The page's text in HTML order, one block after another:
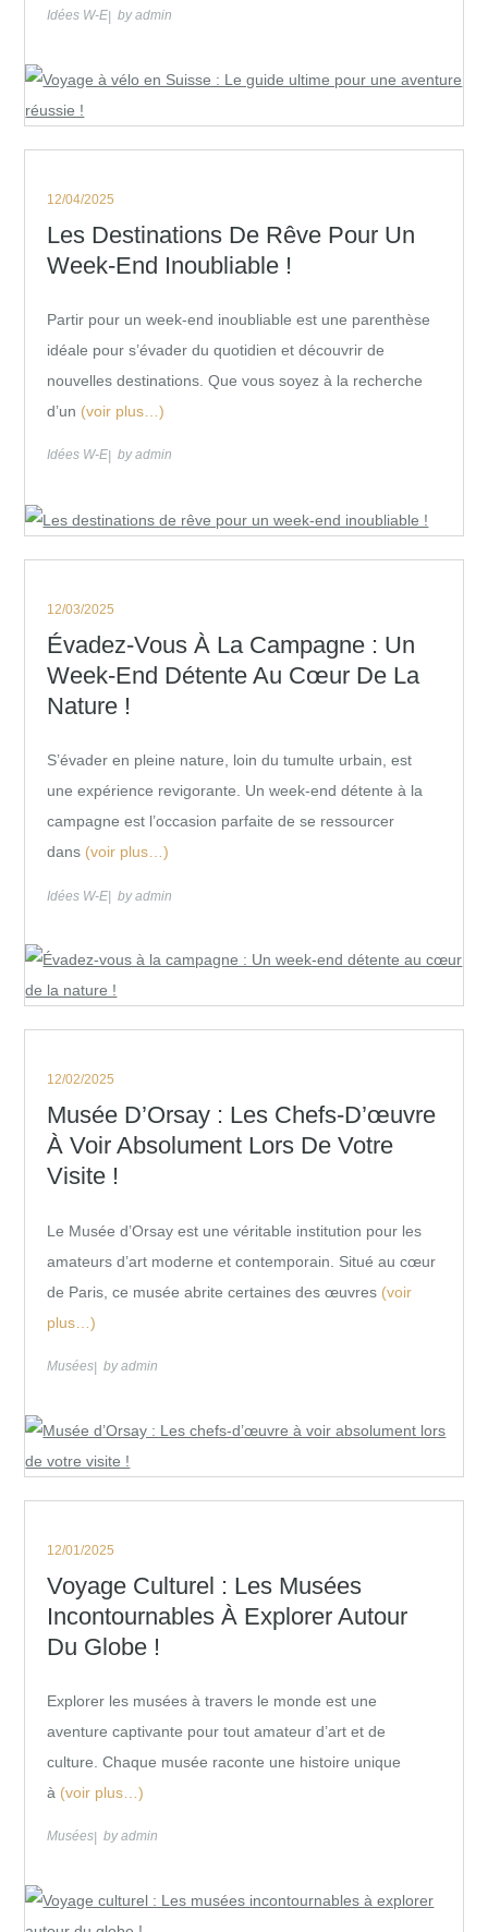
Idées W-E byadmin
Posted
on
12/04/2025
Les Destinations De Rêve Pour Un
Week-End Inoubliable !
Partir pour un week-end inoubliable est une parenthèse
idéale pour s’évader du quotidien et découvrir de
nouvelles destinations. Que vous soyez à la recherche
d’un (voir plus…)
Idées W-E byadmin
Posted
on
12/03/2025
Évadez-Vous À La Campagne : Un
Week-End Détente Au Cœur De La
Nature !
S’évader en pleine nature, loin du tumulte urbain, est
une expérience revigorante. Un week-end détente à la
campagne est l’occasion parfaite de se ressourcer
dans (voir plus…)
Idées W-E byadmin
Posted
on
12/02/2025
Musée D’Orsay : Les Chefs-D’œuvre
À Voir Absolument Lors De Votre
Visite !
Le Musée d’Orsay est une véritable institution pour les
amateurs d’art moderne et contemporain. Situé au cœur
de Paris, ce musée abrite certaines des œuvres (voir
plus…)
Musées byadmin
Posted
on
12/01/2025
Voyage Culturel : Les Musées
Incontournables À Explorer Autour
Du Globe !
Explorer les musées à travers le monde est une
aventure captivante pour tout amateur d’art et de
culture. Chaque musée raconte une histoire unique
à (voir plus…)
Musées byadmin